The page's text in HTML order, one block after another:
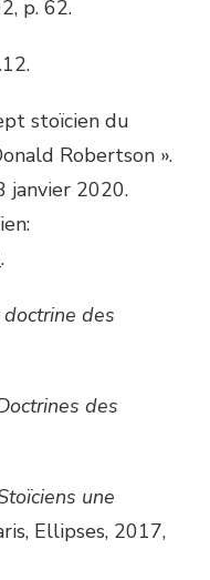
p. 62.
stoïcien du
Robertson ».
janvier 2020.
.
des
des
une
Ellipses, 2017,